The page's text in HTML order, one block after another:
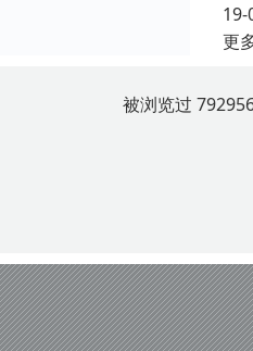
19-
更
被浏览过